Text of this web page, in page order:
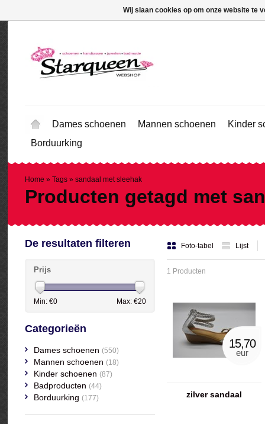
Dames schoenen Mannen schoenen
Kinder
Borduurking
Home » Tags » sandaal met sleehak
Producten getagd met
Foto-tabel Lijst
1 Producten
15,70
eur
zilver sandaal
De resultaten filteren
Prijs
Min: €0 Max: €20
Categorieën
Dames schoenen (550)
Mannen schoenen (18)
Kinder schoenen (87)
Badproducten (44)
Borduurking (177)
Wij slaan cookies op om onze website te